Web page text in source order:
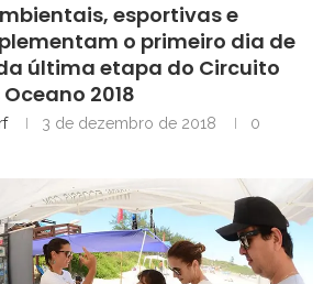
esportivas e
o primeiro dia de
última etapa do Circuito
2018
3 de dezembro de 2018
0